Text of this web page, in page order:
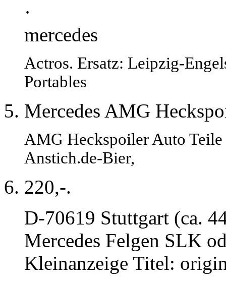
·
mercedes
Actros. Ersatz: Leipzig-
Portables
Mercedes AMG
AMG Heckspoiler Auto
Anstich.de-Bier,
220,-.
D-70619 Stuttgart (ca.
Mercedes Felgen SLK
Kleinanzeige Titel: